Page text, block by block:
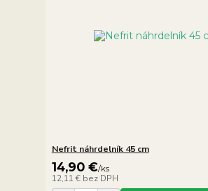
Nefrit náhrdelník 45 cm
14,90 €/ks
12,11 € bez DPH